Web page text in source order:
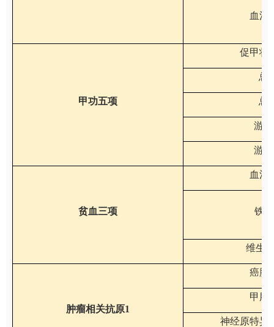
血清
甲功五项
促甲状
总
总
游
游
贫血三项
血清
铁
维生
肿瘤相关抗原1
癌胚
甲胎
神经原特异